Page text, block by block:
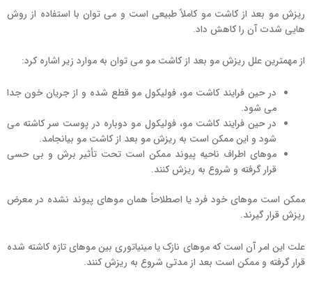
ریزش مو بعد از کاشت مو کاملاً طبیعی است و می توان با استفاده از روش
هایی شدت آن را کاهش داد.
از مهمترین علل ریزش مو بعد از کاشت مو می توان به موارد زیر اشاره کرد:
در حین فرایند کاشت مو، فولیکول مو قطع شده و از جریان خون جدا
می شود.
در حین فرایند کاشت مو، فولیکول مو دوباره در پوست سر کاشته می
شود و این ممکن است به ریزش مو بعد از کاشت مو بیانجامد.
موهای اطراف ناحیه پیوند ممکن است تحت تأثیر برش و بی حسی
قرار گرفته و شروع به ریزش کنند.
ممکن است موهای خود فرد یا اصطلاحاً همان موهای پیوند نشده در معرض
ریزش قرار گیرند.
علت این امر آن است که موهای نازک یا مینیاتوری بین موهای تازه کاشته شده
قرار گرفته و ممکن است بعد از مدتی شروع به ریزش کنند.